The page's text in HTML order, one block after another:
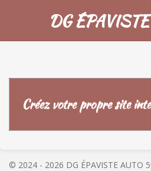
contenu
DG
Créez votre propre site
© 2024 - 2026 DG ÉPAVISTE AUTO